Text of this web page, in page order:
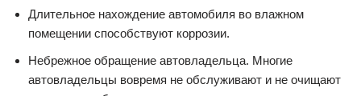
Длительное нахождение автомобиля во влажном
помещении способствуют коррозии.
Небрежное обращение автовладельца. Многие
автовладельцы вовремя не обслуживают и не очищают